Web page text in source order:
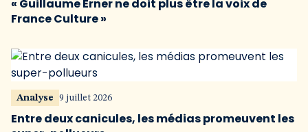
« Guillaume Erner ne doit plus être la voix de
France Culture »
Analyse 9 juillet 2026
Entre deux canicules, les médias promeuvent les